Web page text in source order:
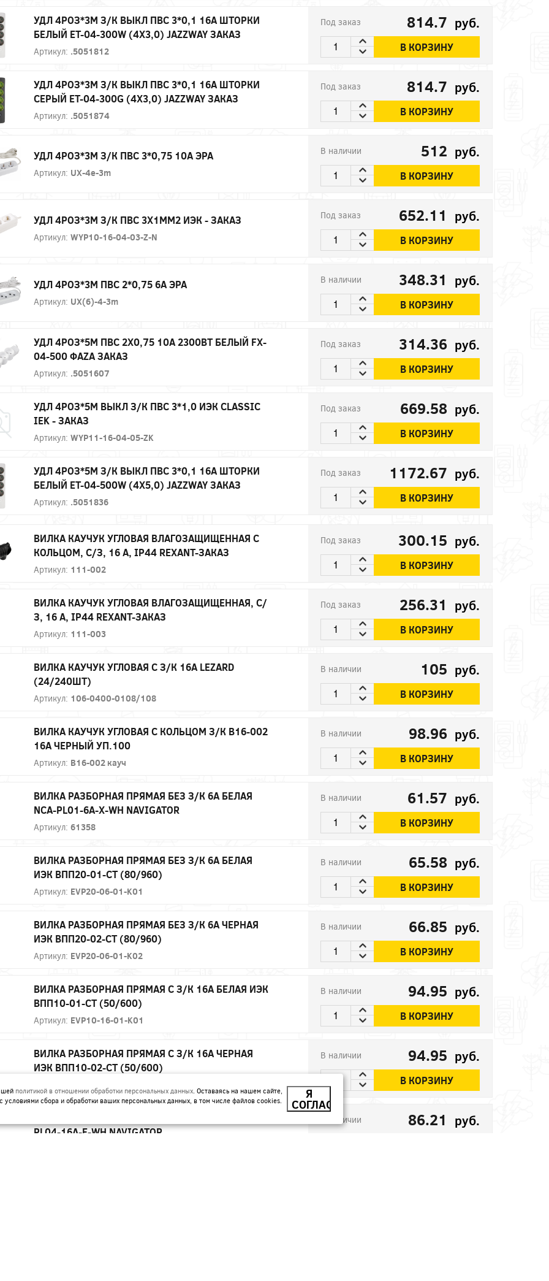
УДЛ 4РОЗ*3М З/К ВЫКЛ ПВС 3*0,1 16А ШТОРКИ
БЕЛЫЙ ET-04-300W (4Х3,0) JAZZWAY ЗАКАЗ
Артикул: .5051812
Под заказ 814.7 руб.
В КОРЗИНУ
УДЛ 4РОЗ*3М З/К ВЫКЛ ПВС 3*0,1 16А ШТОРКИ
СЕРЫЙ ET-04-300G (4Х3,0) JAZZWAY ЗАКАЗ
Артикул: .5051874
Под заказ 814.7 руб.
В КОРЗИНУ
УДЛ 4РОЗ*3М З/К ПВС 3*0,75 10А ЭРА
Артикул: UX-4e-3m
В наличии 512 руб.
В КОРЗИНУ
УДЛ 4РОЗ*3М З/К ПВС 3Х1ММ2 ИЭК - ЗАКАЗ
Артикул: WYP10-16-04-03-Z-N
Под заказ 652.11 руб.
В КОРЗИНУ
УДЛ 4РОЗ*3М ПВС 2*0,75 6А ЭРА
Артикул: UX(6)-4-3m
В наличии 348.31 руб.
В КОРЗИНУ
УДЛ 4РОЗ*5М ПВС 2Х0,75 10А 2300ВТ БЕЛЫЙ FX-
04-500 ФАZА ЗАКАЗ
Артикул: .5051607
Под заказ 314.36 руб.
В КОРЗИНУ
УДЛ 4РОЗ*5М ВЫКЛ З/К ПВС 3*1,0 ИЭК CLASSIC
IEK - ЗАКАЗ
Артикул: WYP11-16-04-05-ZK
Под заказ 669.58 руб.
В КОРЗИНУ
УДЛ 4РОЗ*5М З/К ВЫКЛ ПВС 3*0,1 16А ШТОРКИ
БЕЛЫЙ ET-04-500W (4Х5,0) JAZZWAY ЗАКАЗ
Артикул: .5051836
Под заказ 1172.67 руб.
В КОРЗИНУ
ВИЛКА КАУЧУК УГЛОВАЯ ВЛАГОЗАЩИЩЕННАЯ С
КОЛЬЦОМ, С/З, 16 А, IP44 REXANT-ЗАКАЗ
Артикул: 111-002
Под заказ 300.15 руб.
В КОРЗИНУ
ВИЛКА КАУЧУК УГЛОВАЯ ВЛАГОЗАЩИЩЕННАЯ, С/
З, 16 А, IP44 REXANT-ЗАКАЗ
Артикул: 111-003
Под заказ 256.31 руб.
В КОРЗИНУ
ВИЛКА КАУЧУК УГЛОВАЯ С З/К 16А LEZARD
(24/240ШТ)
Артикул: 106-0400-0108/108
В наличии 105 руб.
В КОРЗИНУ
ВИЛКА КАУЧУК УГЛОВАЯ С КОЛЬЦОМ З/К В16-002
16А ЧЕРНЫЙ УП.100
Артикул: В16-002 кауч
В наличии 98.96 руб.
В КОРЗИНУ
ВИЛКА РАЗБОРНАЯ ПРЯМАЯ БЕЗ З/К 6А БЕЛАЯ
NCA-PL01-6A-X-WH NAVIGATOR
Артикул: 61358
В наличии 61.57 руб.
В КОРЗИНУ
ВИЛКА РАЗБОРНАЯ ПРЯМАЯ БЕЗ З/К 6А БЕЛАЯ
ИЭК ВПП20-01-СТ (80/960)
Артикул: EVP20-06-01-K01
В наличии 65.58 руб.
В КОРЗИНУ
ВИЛКА РАЗБОРНАЯ ПРЯМАЯ БЕЗ З/К 6А ЧЕРНАЯ
ИЭК ВПП20-02-СТ (80/960)
Артикул: EVP20-06-01-K02
В наличии 66.85 руб.
В КОРЗИНУ
ВИЛКА РАЗБОРНАЯ ПРЯМАЯ С З/К 16А БЕЛАЯ ИЭК
ВПП10-01-СТ (50/600)
Артикул: EVP10-16-01-K01
В наличии 94.95 руб.
В КОРЗИНУ
ВИЛКА РАЗБОРНАЯ ПРЯМАЯ С З/К 16А ЧЕРНАЯ
ИЭК ВПП10-02-СТ (50/600)
В наличии 94.95 руб.
В КОРЗИНУ
PL04-16A-E-WH NAVIGATOR
В наличии 86.21 руб.
политикой в отношении обработки персональных данных. Оставаясь на нашем сайте,
условиями сбора и обработки ваших персональных данных, в том числе файлов cookies.
Я
СОГЛАСЕН